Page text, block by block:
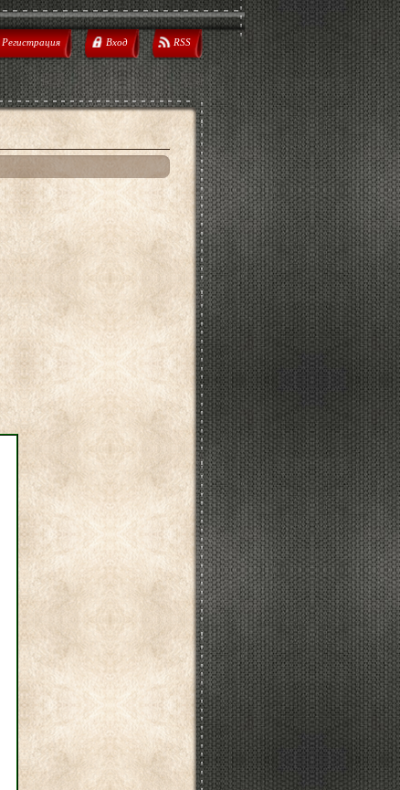
Регистрация Вход RSS